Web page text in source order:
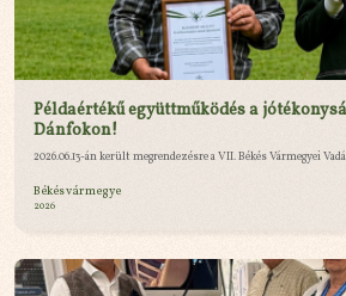
Példaértékű együttműködés a
Dánfokon!
2026.06.13-án került megrendezésre a VII. Békés Vármegyei
Békés vármegye
2026